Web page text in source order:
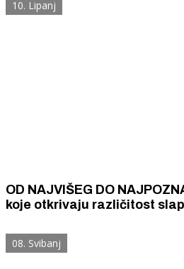
10. Lipanj
OD NAJVIŠEG DO
koje otkrivaju različitost
08. Svibanj